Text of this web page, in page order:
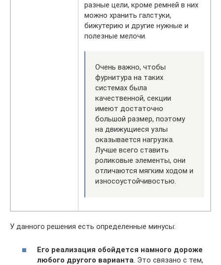
разные цели, кроме ремней в них
можно хранить галстуки,
бижутерию и другие нужные и
полезные мелочи.
Очень важно, чтобы
фурнитура на таких
системах была
качественной, секции
имеют достаточно
большой размер, поэтому
на движущиеся узлы
оказывается нагрузка.
Лучше всего ставить
роликовые элементы, они
отличаются мягким ходом и
износоустойчивостью.
У данного решения есть определенные минусы:
Его реализация обойдется намного дороже
любого другого варианта . Это связано с тем,